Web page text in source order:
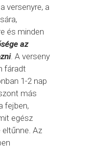
versenyre, a
és minden
az
. A verseny
fáradt
1-2 nap
más
fejben,
egész
eltűnne. Az